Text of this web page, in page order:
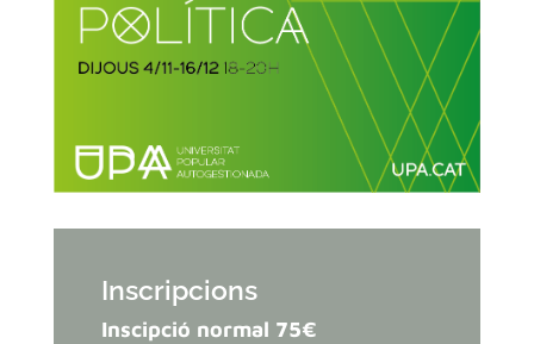
Inscripcions
Inscipció normal 75€